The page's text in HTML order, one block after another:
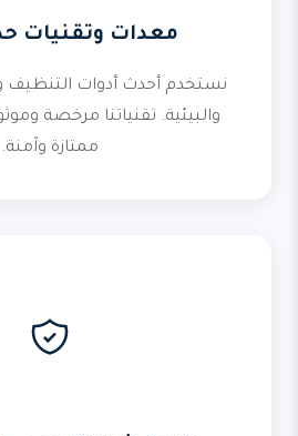
معدات وتقنيات
نستخدم أحدث أدوات التنظيف
والبيئية. تقنياتنا مرخصة
ممتازة وآمنة.